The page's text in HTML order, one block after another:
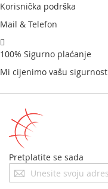
Korisnička podrška
Mail & Telefon
100% Sigurno plaćanje
Mi cijenimo vašu sigurnost
Pretplatite se sada
Prijavite
se